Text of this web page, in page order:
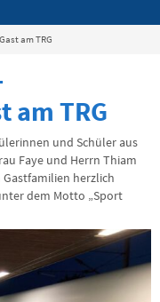
am TRG
am TRG
und Schüler aus
Faye und Herrn Thiam
herzlich
dem Motto „Sport